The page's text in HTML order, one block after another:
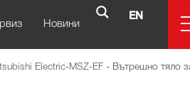
Новини
EN
Electric-MSZ-EF - Вътрешно тяло